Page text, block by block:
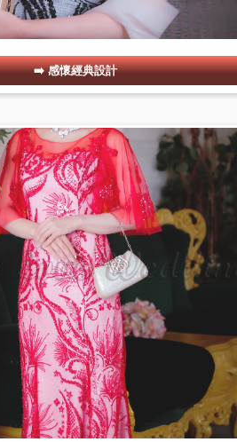
感懷經典設計